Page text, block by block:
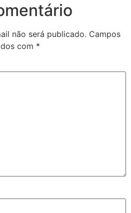
não será publicado. Campos
com *